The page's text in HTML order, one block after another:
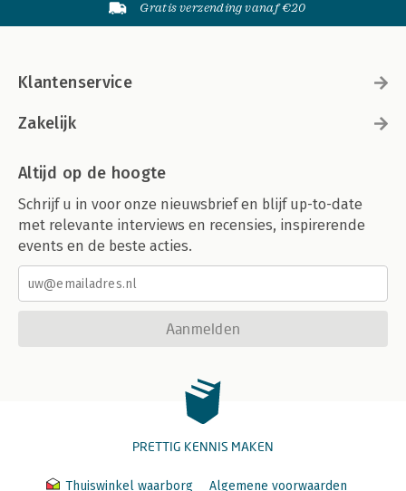
Gratis verzending vanaf €20
Klantenservice
Zakelijk
Altijd op de hoogte
Schrijf u in voor onze nieuwsbrief en blijf up-to-date
met relevante interviews en recensies, inspirerende
events en de beste acties.
Aanmelden
PRETTIG KENNIS MAKEN
Thuiswinkel waarborg Algemene voorwaarden